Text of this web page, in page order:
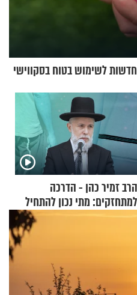
לשימוש בטוח בסקווישי
הרב זמיר כהן - הדרכה
למתחזקים: מתי נכון להתחיל
עם לבישת הציצית?